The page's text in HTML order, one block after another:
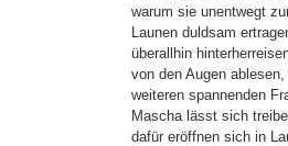
warum sie unentwegt
Launen duldsam
überallhin
von den Augen
weiteren spannenden
Mascha lässt sich
dafür eröffnen sich in